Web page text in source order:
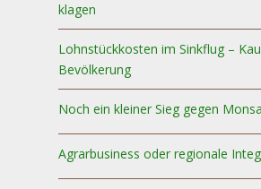
klagen
Lohnstückkosten im Sinkflug –
Bevölkerung
Noch ein kleiner Sieg gegen
Agrarbusiness oder regionale